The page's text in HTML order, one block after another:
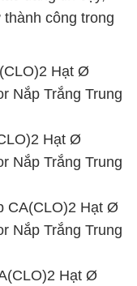
công trong
Hạt Ø
Nắp Trắng Trung
Hạt Ø
Nắp Trắng Trung
CA(CLO)2 Hạt Ø
Nắp Trắng Trung
Hạt Ø